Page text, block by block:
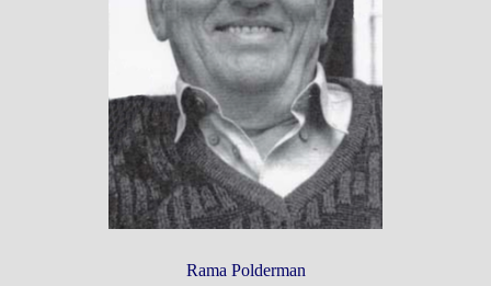
Rama Polderman